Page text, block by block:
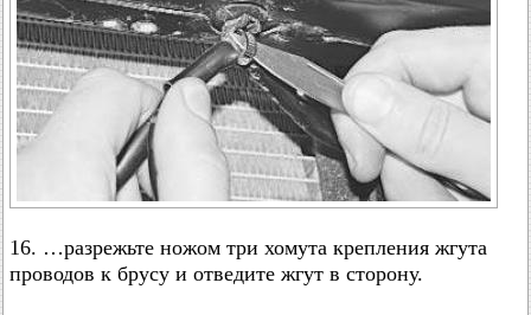
16. …разрежьте ножом три хомута крепления жгута
проводов к брусу и отведите жгут в сторону.